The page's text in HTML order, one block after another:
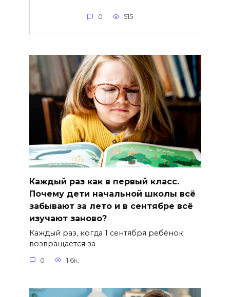
0 515
Каждый раз как в первый класс.
Почему дети начальной школы всё
забывают за лето и в сентябре всё
изучают заново?
Каждый раз, когда 1 сентября ребёнок
возвращается за
0 1.6к.